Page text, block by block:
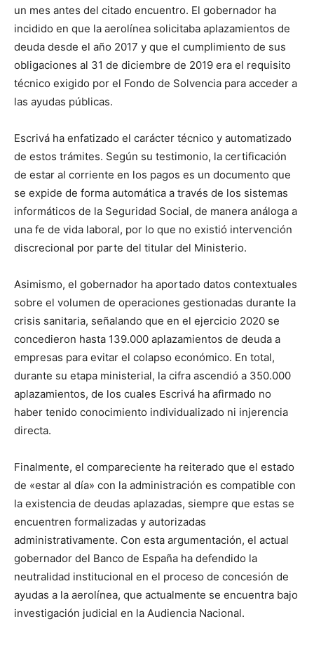
un mes antes del citado encuentro. El gobernador ha
incidido en que la aerolínea solicitaba aplazamientos de
deuda desde el año 2017 y que el cumplimiento de sus
obligaciones al 31 de diciembre de 2019 era el requisito
técnico exigido por el Fondo de Solvencia para acceder a
las ayudas públicas.
Escrivá ha enfatizado el carácter técnico y automatizado
de estos trámites. Según su testimonio, la certificación
de estar al corriente en los pagos es un documento que
se expide de forma automática a través de los sistemas
informáticos de la Seguridad Social, de manera análoga a
una fe de vida laboral, por lo que no existió intervención
discrecional por parte del titular del Ministerio.
Asimismo, el gobernador ha aportado datos contextuales
sobre el volumen de operaciones gestionadas durante la
crisis sanitaria, señalando que en el ejercicio 2020 se
concedieron hasta 139.000 aplazamientos de deuda a
empresas para evitar el colapso económico. En total,
durante su etapa ministerial, la cifra ascendió a 350.000
aplazamientos, de los cuales Escrivá ha afirmado no
haber tenido conocimiento individualizado ni injerencia
directa.
Finalmente, el compareciente ha reiterado que el estado
de «estar al día» con la administración es compatible con
la existencia de deudas aplazadas, siempre que estas se
encuentren formalizadas y autorizadas
administrativamente. Con esta argumentación, el actual
gobernador del Banco de España ha defendido la
neutralidad institucional en el proceso de concesión de
ayudas a la aerolínea, que actualmente se encuentra bajo
investigación judicial en la Audiencia Nacional.